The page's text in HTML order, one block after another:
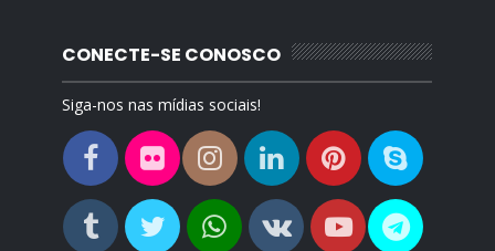
CONECTE-SE CONOSCO
Siga-nos nas mídias sociais!